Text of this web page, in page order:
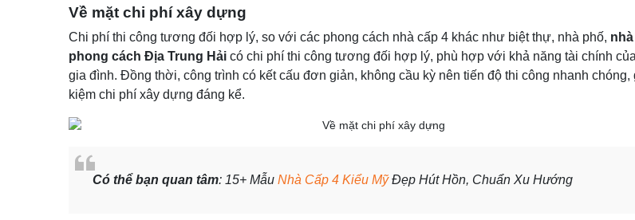
Về mặt chi phí xây dựng
Chi phí thi công tương đối hợp lý, so với các phong cách nhà cấp 4 khác như biệt thự, nhà phố,
phong cách Địa Trung Hải có chi phí thi công tương đối hợp lý, phù hợp với khả năng tài chính
gia đình. Đồng thời, công trình có kết cấu đơn giản, không cầu kỳ nên tiến độ thi công nhanh chóng,
kiệm chi phí xây dựng đáng kể.
Có thể bạn quan tâm: 15+ Mẫu Nhà Cấp 4 Kiểu MỹĐẹp Hút Hồn, Chuẩn Xu Hướng